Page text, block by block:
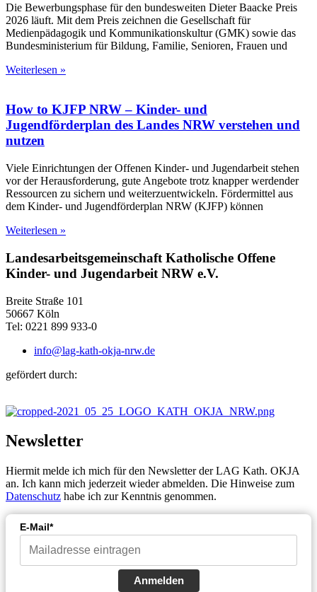
Die Bewerbungsphase für den bundesweiten Dieter Baacke Preis
2026 läuft. Mit dem Preis zeichnen die Gesellschaft für
Medienpädagogik und Kommunikationskultur (GMK) sowie das
Bundesministerium für Bildung, Familie, Senioren, Frauen und
Weiterlesen »
How to KJFP NRW – Kinder- und
Jugendförderplan des Landes NRW verstehen und
nutzen
Viele Einrichtungen der Offenen Kinder- und Jugendarbeit stehen
vor der Herausforderung, gute Angebote trotz knapper werdender
Ressourcen zu sichern und weiterzuentwickeln. Fördermittel aus
dem Kinder- und Jugendförderplan NRW (KJFP) können
Weiterlesen »
Landesarbeitsgemeinschaft Katholische Offene
Kinder- und Jugendarbeit NRW e.V.
Breite Straße 101
50667 Köln
Tel: 0221 899 933-0
info@lag-kath-okja-nrw.de
gefördert durch:
Newsletter
Hiermit melde ich mich für den Newsletter der LAG Kath. OKJA
an. Ich kann mich jederzeit wieder abmelden. Die Hinweise zum
Datenschutz habe ich zur Kenntnis genommen.
E-Mail*
Anmelden